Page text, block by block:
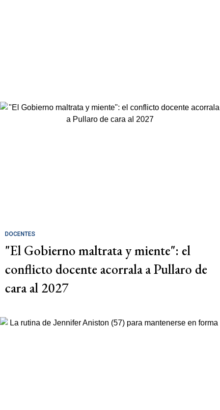
DOCENTES
"El Gobierno maltrata y miente": el
conflicto docente acorrala a Pullaro de
cara al 2027